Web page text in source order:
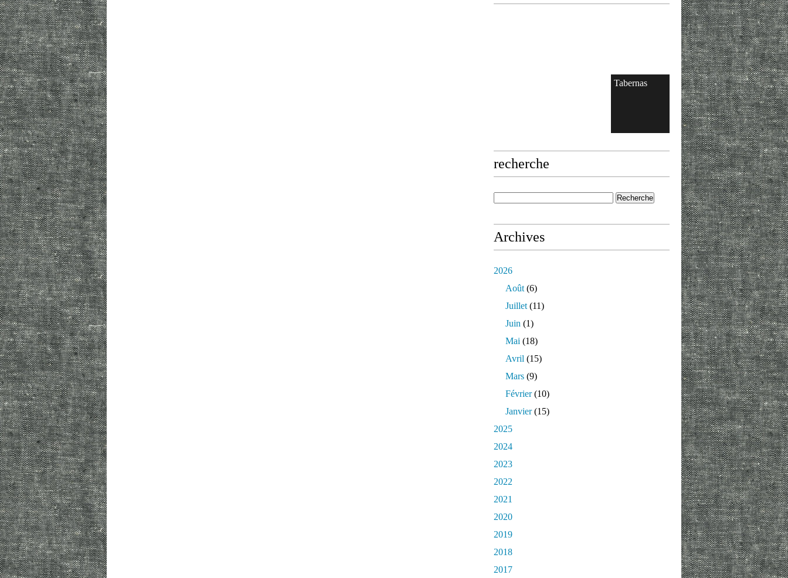
Tabernas
recherche
Archives
2026
Août (6)
Juillet (11)
Juin (1)
Mai (18)
Avril (15)
Mars (9)
Février(10)
Janvier(15)
2025
2024
2023
2022
2021
2020
2019
2018
2017